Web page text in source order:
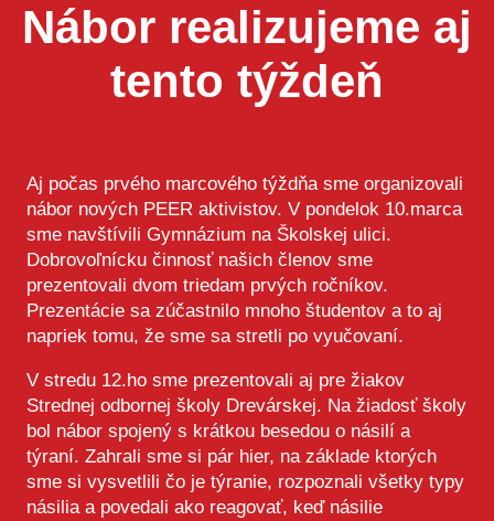
Nábor realizujeme aj
tento týždeň
Aj počas prvého marcového týždňa sme organizovali
nábor nových PEER aktivistov. V pondelok 10.marca
sme navštívili Gymnázium na Školskej ulici.
Dobrovoľnícku činnosť našich členov sme
prezentovali dvom triedam prvých ročníkov.
Prezentácie sa zúčastnilo mnoho študentov a to aj
napriek tomu, že sme sa stretli po vyučovaní.
V stredu 12.ho sme prezentovali aj pre žiakov
Strednej odbornej školy Drevárskej. Na žiadosť školy
bol nábor spojený s krátkou besedou o násilí a
týraní. Zahrali sme si pár hier, na základe ktorých
sme si vysvetlili čo je týranie, rozpoznali všetky typy
násilia a povedali ako reagovať, keď násilie